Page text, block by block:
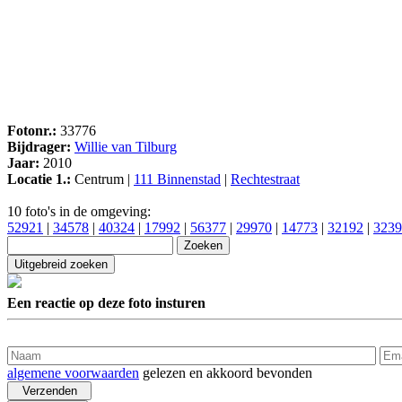
Fotonr.: 33776
Bijdrager: Willie van Tilburg
Jaar: 2010
Locatie 1.: Centrum | 111 Binnenstad Rechtestraat
10 foto's in de omgeving:
52921
34578 40324 17992 56377 29970 14773 32192
Een reactie op deze foto insturen
algemene voorwaarden gelezen en akkoord bevonden